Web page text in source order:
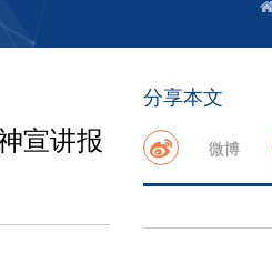
宣讲报
分享本文
微博